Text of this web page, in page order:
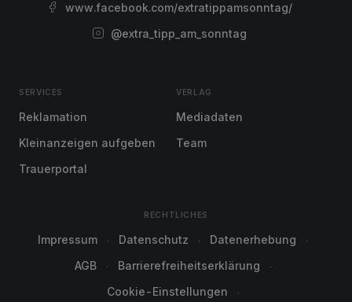
www.facebook.com/extratippamsonntag/
@extra_tipp_am_sonntag
SERVICES
Reklamation
Kleinanzeigen aufgeben
Trauerportal
VERLAG
Mediadaten
Team
RECHTLICHES
Impressum Datenschutz
Datenerhebung
AGB
Barrierefreiheitserklärung
Cookie-Einstellungen